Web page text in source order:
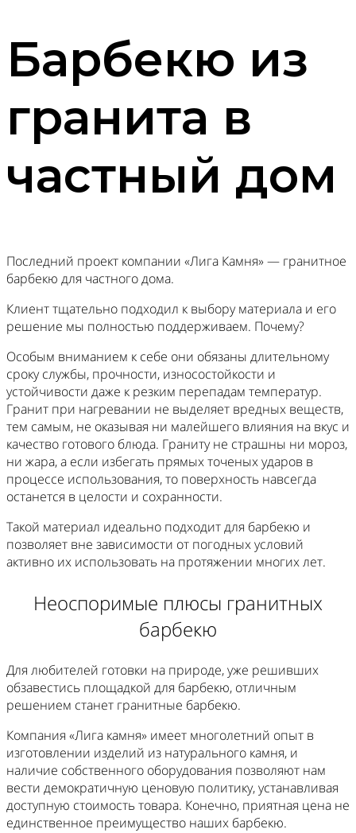
Барбекю из
гранита в
частный дом
Последний проект компании «Лига Камня» — гранитное
барбекю для частного дома.
Клиент тщательно подходил к выбору материала и его
решение мы полностью поддерживаем. Почему?
Особым вниманием к себе они обязаны длительному
сроку службы, прочности, износостойкости и
устойчивости даже к резким перепадам температур.
Гранит при нагревании не выделяет вредных веществ,
тем самым, не оказывая ни малейшего влияния на вкус и
качество готового блюда. Граниту не страшны ни мороз,
ни жара, а если избегать прямых точеных ударов в
процессе использования, то поверхность навсегда
останется в целости и сохранности.
Такой материал идеально подходит для барбекю и
позволяет вне зависимости от погодных условий
активно их использовать на протяжении многих лет.
Неоспоримые плюсы гранитных
барбекю
Для любителей готовки на природе, уже решивших
обзавестись площадкой для барбекю, отличным
решением станет гранитные барбекю.
Компания «Лига камня» имеет многолетний опыт в
изготовлении изделий из натурального камня, и
наличие собственного оборудования позволяют нам
вести демократичную ценовую политику, устанавливая
доступную стоимость товара. Конечно, приятная цена не
единственное преимущество наших барбекю.